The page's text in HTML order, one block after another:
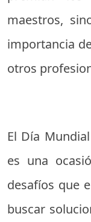
maestros,
importancia
otros
El Día
es una
desafíos que
buscar